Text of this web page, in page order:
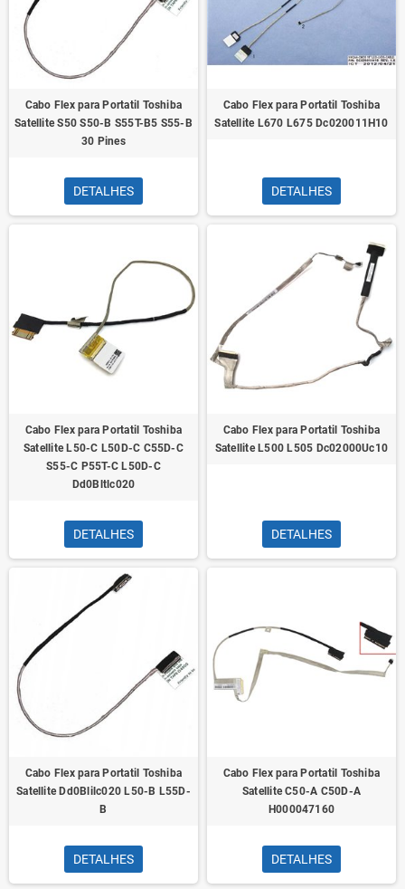
Cabo Flex para Portatil Toshiba
Satellite S50 S50-B S55T-B5 S55-B
30 Pines
DETALHES
Cabo Flex para Portatil Toshiba
Satellite L670 L675 Dc020011H10
DETALHES
Cabo Flex para Portatil Toshiba
Satellite L50-C L50D-C C55D-C
S55-C P55T-C L50D-C
Dd0Bltlc020
DETALHES
Cabo Flex para Portatil Toshiba
Satellite L500 L505 Dc02000Uc10
DETALHES
Cabo Flex para Portatil Toshiba
Satellite Dd0Blilc020 L50-B L55D-
B
DETALHES
Cabo Flex para Portatil Toshiba
Satellite C50-A C50D-A
H000047160
DETALHES